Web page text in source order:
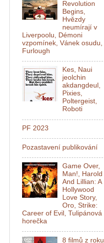
Revolution
Begins,
Hvězdy
neumírají v
Liverpoolu, Démoni
vzpomínek, Vánek osudu,
Furlough
Kes, Naui
jeolchin
akdangdeul,
Pixies,
Poltergeist,
Roboti
PF 2023
Pozastavení publikování
Game Over,
Man!, Harold
And Lillian: A
Hollywood
Love Story,
Oro, Strike:
Career of Evil, Tulipánová
horečka
8 filmů z roku